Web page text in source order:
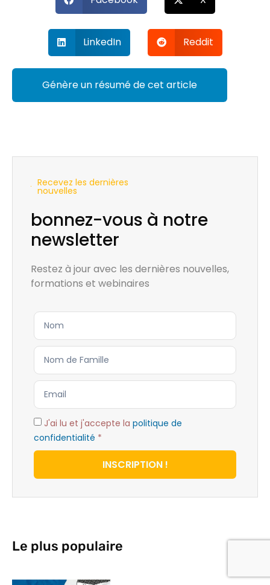
LinkedIn Reddit
Génère un résumé de cet article
Recevez les dernières
nouvelles
bonnez-vous à notre
newsletter
Restez à jour avec les dernières nouvelles,
formations et webinaires
J'ai lu et j'accepte la politique de
confidentialité *
INSCRIPTION !
Le plus populaire